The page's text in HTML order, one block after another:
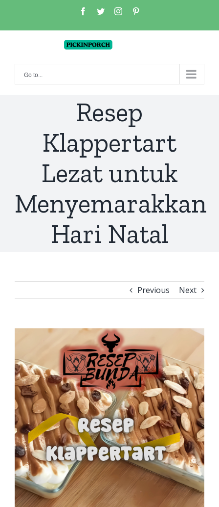
content
facebook
twitterinstagram
Go to...
Resep
Klappertart
Lezat untuk
Menyemarakkan
Hari Natal
Previous Next
Image